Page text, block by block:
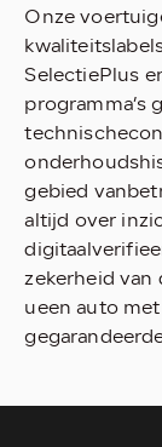
Onze
SelectiePlus
programma’s
gebied
altijd over
zekerheid
ueen auto